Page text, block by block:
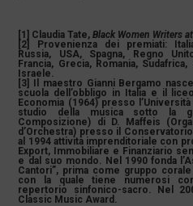
[1] Claudia Tate,Black Women Writers
[2] Provenienza dei premiati:
Russia, USA, Spagna, Regno
Francia, Grecia, Romania,
Israele.
[3] Il maestro Gianni Bergamo
scuola dell’obbligo in Italia e il
Economia (1964) presso
studio della musica sotto la
Composizione) di D. Maffeis
d’Orchestra) presso il
al 1994 attività imprenditoriale con
Export, Immobiliare e Finanziario
e dal suo mondo. Nel 1990 fonda
Cantori”, prima come gruppo
con la quale tiene numerosi
repertorio sinfonico-sacro. Nel
Classic Music Award.